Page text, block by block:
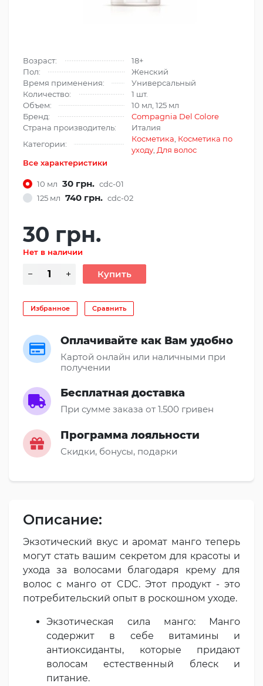
Возраст:
18+
Пол:
Женский
Время применения:
Универсальный
Количество:
1 шт.
Объем:
10 мл, 125 мл
Бренд:
Compagnia Del Colore
Страна производитель:
Италия
Категории:
Косметика Косметика по
уходу Для волос
Все характеристики
10 мл 30 грн. cdc-01
125 мл 740 грн. cdc-02
30 грн.
Нет в наличии
Избранное Сравнить
Оплачивайте как Вам удобно
Картой онлайн или наличными при
получении
Бесплатная доставка
При сумме заказа от 1.500 гривен
Программа лояльности
Скидки, бонусы, подарки
Описание:
Экзотический вкус и аромат манго теперь
могут стать вашим секретом для красоты и
ухода за волосами благодаря крему для
волос с манго от CDC. Этот продукт - это
потребительский опыт в роскошном уходе.
Экзотическая сила манго: Манго
содержит в себе витамины и
антиоксиданты, которые придают
волосам естественный блеск и
питание.